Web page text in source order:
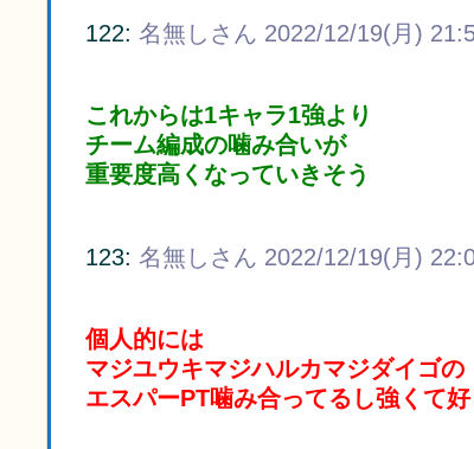
122: 名無しさん 2022/12/19(月)
これからは1キャラ1強より
チーム編成の噛み合いが
重要度高くなっていきそう
123: 名無しさん 2022/12/19(月)
個人的には
マジユウキマジハルカマジダイゴの
エスパーPT噛み合ってるし強くて好